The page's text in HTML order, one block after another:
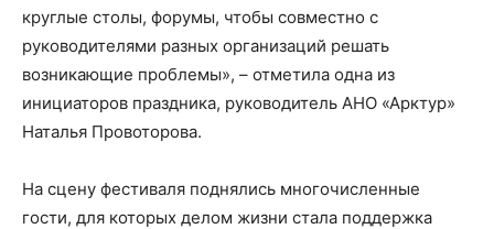
круглые столы, форумы, чтобы совместно с
руководителями разных организаций решать
возникающие проблемы», – отметила одна из
инициаторов праздника, руководитель АНО «Арктур»
Наталья Провоторова.
На сцену фестиваля поднялись многочисленные
гости, для которых делом жизни стала поддержка